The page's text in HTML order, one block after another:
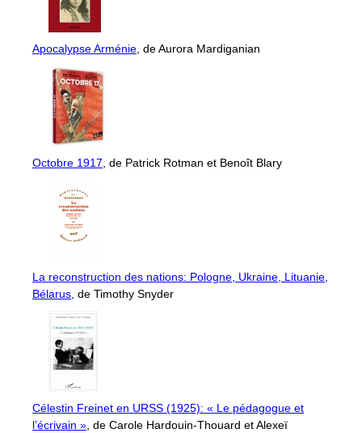
Apocalypse Arménie , de Aurora Mardiganian
Octobre 1917 , de Patrick Rotman et Benoît Blary
La reconstruction des nations: Pologne, Ukraine, Lituanie,
Bélarus , de Timothy Snyder
Célestin Freinet en URSS (1925): « Le pédagogue et
l’écrivain » , de Carole Hardouin-Thouard et Alexeï